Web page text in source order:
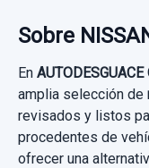
FARO
NISSAN X-
9,91 €
Sobre
En
amplia selección de
revisados y listos
procedentes de
ofrecer una